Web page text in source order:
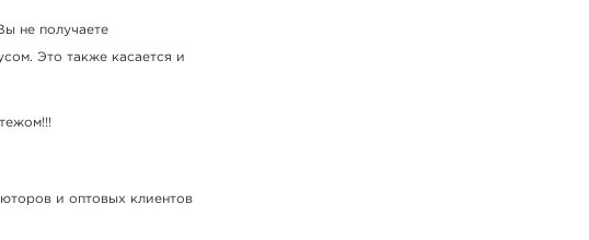
не получаете
Это также касается и
и оптовых клиентов